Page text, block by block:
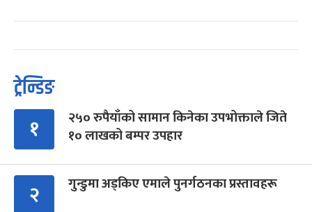
ट्रेन्डिङ
१
२५० रुपैयाँको सामान किनेका उपभोक्ताले जिते
१० लाखको बम्पर उपहार
२ गुन्डुमा अड्किए एमाले पुनर्गठनका प्रस्तावहरू